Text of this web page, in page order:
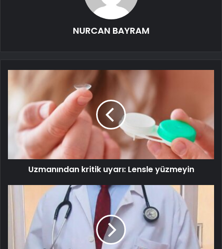
NURCAN BAYRAM
Uzmanından kritik uyarı: Lensle yüzmeyin